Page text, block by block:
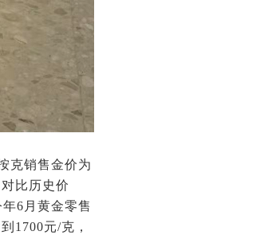
克销售金价为
比历史价
6月黄金零售
1700元/克，